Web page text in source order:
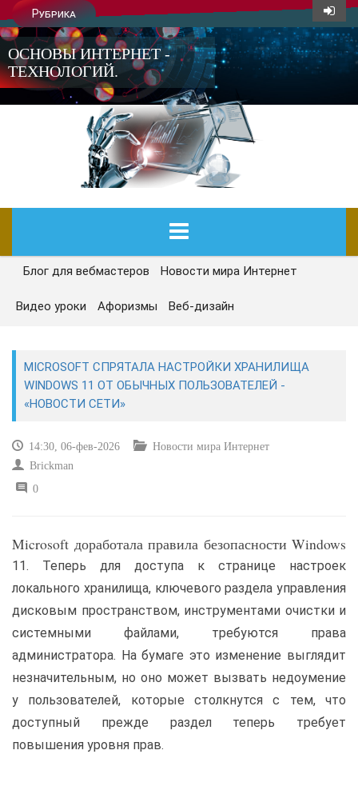
Рубрика
ОСНОВЫ ИНТЕРНЕТ -
ТЕХНОЛОГИЙ.
ГЛАВНАЯ
СЕГОДНЯ
Блог для вебмастеров Новости мира Интернет
Видео уроки Афоризмы Веб-дизайн
MICROSOFT СПРЯТАЛА НАСТРОЙКИ ХРАНИЛИЩА
WINDOWS 11 ОТ ОБЫЧНЫХ ПОЛЬЗОВАТЕЛЕЙ -
«НОВОСТИ СЕТИ»
14:30, 06-фев-2026
Новости мира Интернет
Brickman
0
Microsoft доработала правила безопасности Windows
11. Теперь для доступа к странице настроек
локального хранилища, ключевого раздела управления
дисковым пространством, инструментами очистки и
системными файлами, требуются права
администратора. На бумаге это изменение выглядит
незначительным, но оно может вызвать недоумение
у пользователей, которые столкнутся с тем, что
доступный прежде раздел теперь требует
повышения уровня прав.